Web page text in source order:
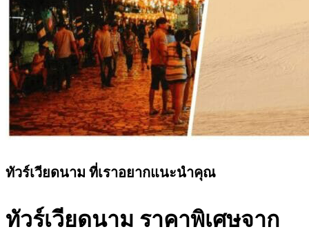
ทัวร์เวียดนาม ที่เราอยากแนะนำคุณ
ทัวร์เวียดนาม ราคาพิเศษจาก